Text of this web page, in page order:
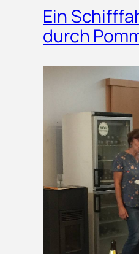
Ein
durch